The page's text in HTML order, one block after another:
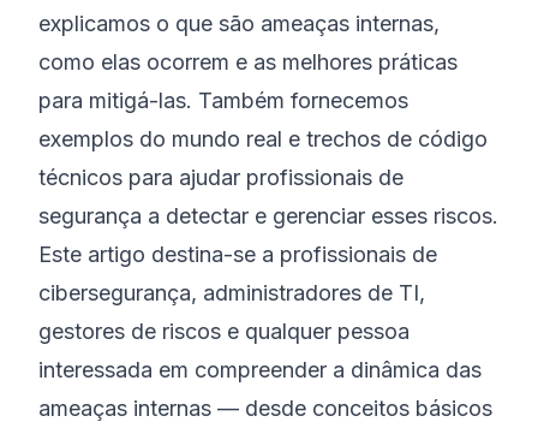
explicamos o que são ameaças internas,
como elas ocorrem e as melhores práticas
para mitigá-las. Também fornecemos
exemplos do mundo real e trechos de código
técnicos para ajudar profissionais de
segurança a detectar e gerenciar esses riscos.
Este artigo destina-se a profissionais de
cibersegurança, administradores de TI,
gestores de riscos e qualquer pessoa
interessada em compreender a dinâmica das
ameaças internas — desde conceitos básicos